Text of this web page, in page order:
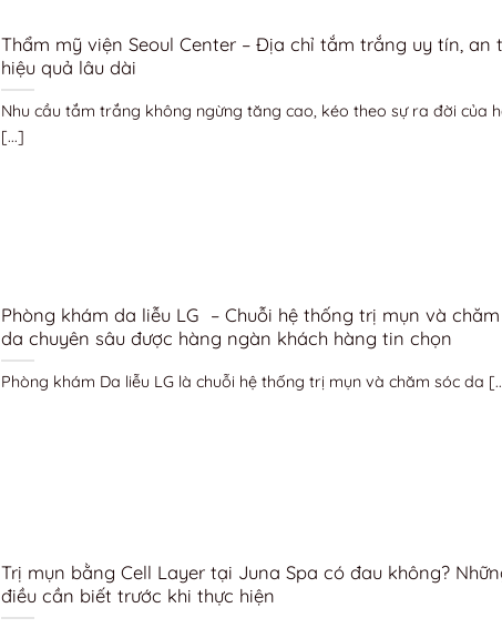
Thẩm mỹ viện Seoul Center – Địa chỉ tắm trắng uy tín, an
hiệu quả lâu dài
Nhu cầu tắm trắng không ngừng tăng cao, kéo theo sự ra đời của
[...]
Phòng khám da liễu LG – Chuỗi hệ thống trị mụn và
da chuyên sâu được hàng ngàn khách hàng tin chọn
Phòng khám Da liễu LG là chuỗi hệ thống trị mụn và chăm sóc da
Trị mụn bằng Cell Layer tại Juna Spa có đau không?
điều cần biết trước khi thực hiện